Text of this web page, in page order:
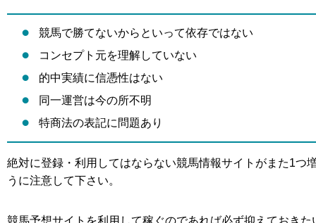
競馬で勝てないからといって依存ではない
コンセプト元を理解していない
的中実績に信憑性はない
同一運営は今の所不明
特商法の表記に問題あり
絶対に登録・利用してはならない競馬情報サイトがまた1つ
うに注意して下さい。
競馬予想サイトを利用して稼ぐのであれば必ず抑えておき